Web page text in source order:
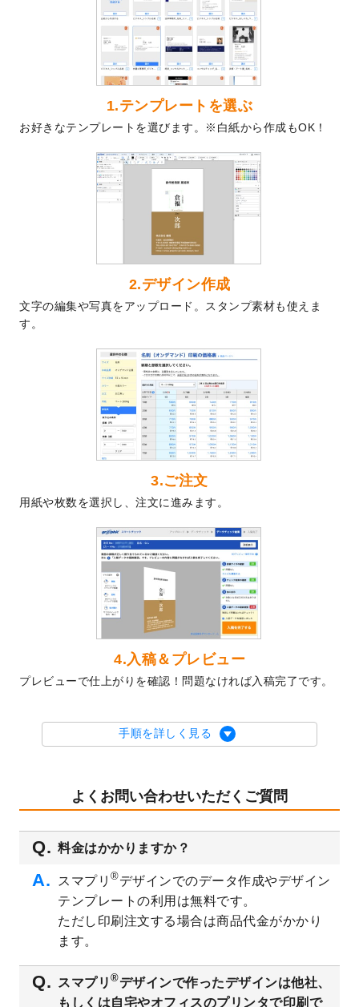
を公開いたしました。
喪中はがきのデザインテンプレート
いたしました。
2025年版1月始まりのカレンダーデザイン
テンプレート
を公開いたしました。
なりました！
プラスチックカードのデザインテンプレー
トを追加しました。
回数券のデザインテンプレート
した。
暑中見舞いのデザインテンプレート
しました。
メッセージカードのデザインテンプレート
を追加しました。
2024/6/14
エコノミータイプののぼりが作成できるよ
うになりました！
【新商品】のぼり
が作成できるようになり
ました！
DMのデザインテンプレートを追加しまし
た。
【新商品】ステッカー
なりました！
2024年版4月始まりのカレンダーデザイン
テンプレートを公開いたしました。
2024年辰年の年賀ポスターデザインテンプ
レート
を公開いたしました。
箔押し年賀状のデザインテンプレート
開いたしました。
クリアファイル、封筒、うちわにてオリジ
ナルデザインで作成できるようになりまし
た！
を公開いたしました。
2023/9/1
2024年版1月始まりのカレンダーデザイン
オリジナルサイズ、変型サイズで作成でき
るようになりました！
2023/8/18
チケットのデザインテンプレートを追加し
ました。
2023/8/7
【新商品】チケット
が作成できるようにな
りました！
美容・エステのチラシデザインテンプレー
トを追加しました。
いたしました。
2023/6/12
うちわのデザインテンプレート
を公開いた
1.テンプレートを選ぶ
お好きなテンプレートを選びます。※白紙から作成もOK！
2.デザイン作成
文字の編集や写真をアップロード。スタンプ素材も使えま
す。
3.ご注文
用紙や枚数を選択し、注文に進みます。
4.入稿＆プレビュー
プレビューで仕上がりを確認！問題なければ入稿完了です。
手順を詳しく見る
よくお問い合わせいただくご質問
料金はかかりますか？
スマプリ ®デザインでのデータ作成やデザイン
テンプレートの利用は無料です。
ただし印刷注文する場合は商品代金がかかり
ます。
スマプリ ®デザインで作ったデザインは他社、
もしくは自宅やオフィスのプリンタで印刷で